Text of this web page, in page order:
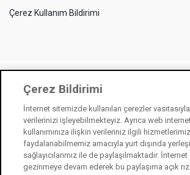
Çerez Kullanım Bildirimi
Çerez Bildirimi
İnternet sitemizde kullanılan çerezler
verilerinizi işleyebilmekteyiz. Ayrıca web
kullanımınıza ilişkin verileriniz ilgili
faydalanabilmemiz amacıyla yurt dışında
sağlayıcılarımız ile de paylaşılmaktadır.
gezinmeye devam ederek bu paylaşıma açık